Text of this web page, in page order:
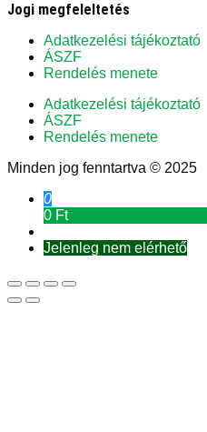
Jogi megfeleltetés
Adatkezelési tájékoztató
ÁSZF
Rendelés menete
Adatkezelési tájékoztató
ÁSZF
Rendelés menete
Minden jog fenntartva © 2025
0
0 Ft
Jelenleg nem elérhető